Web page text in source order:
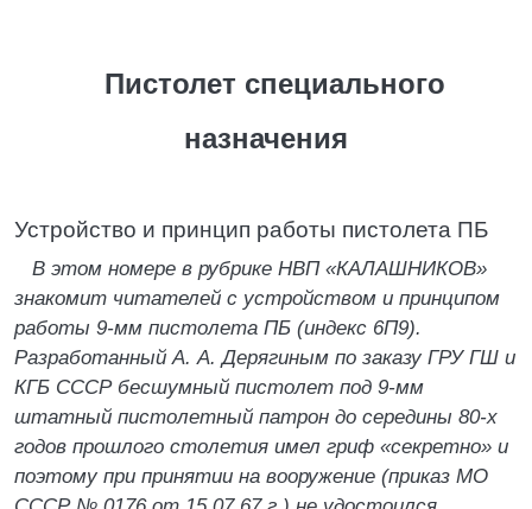
Пистолет специального
назначения
Устройство и принцип работы пистолета ПБ
В этом номере в рубрике НВП «КАЛАШНИКОВ»
знакомит читателей с устройством и принципом
работы 9-мм пистолета ПБ (индекс 6П9).
Разработанный А. А. Дерягиным по заказу ГРУ ГШ и
КГБ СССР бесшумный пистолет под 9-мм
штатный пистолетный патрон до середины 80-х
годов прошлого столетия имел гриф «секретно» и
поэтому при принятии на вооружение (приказ МО